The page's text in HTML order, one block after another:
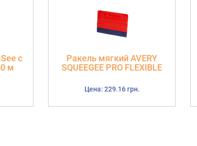
с
м
Ракель мягкий AVERY
SQUEEGEE PRO FLEXIBLE
Цена: 229.16 грн.